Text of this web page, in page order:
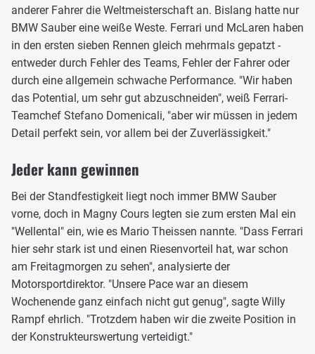
anderer Fahrer die Weltmeisterschaft an. Bislang hatte nur
BMW Sauber eine weiße Weste. Ferrari und McLaren haben
in den ersten sieben Rennen gleich mehrmals gepatzt -
entweder durch Fehler des Teams, Fehler der Fahrer oder
durch eine allgemein schwache Performance. "Wir haben
das Potential, um sehr gut abzuschneiden", weiß Ferrari-
Teamchef Stefano Domenicali, "aber wir müssen in jedem
Detail perfekt sein, vor allem bei der Zuverlässigkeit."
Jeder kann gewinnen
Bei der Standfestigkeit liegt noch immer BMW Sauber
vorne, doch in Magny Cours legten sie zum ersten Mal ein
"Wellental" ein, wie es Mario Theissen nannte. "Dass Ferrari
hier sehr stark ist und einen Riesenvorteil hat, war schon
am Freitagmorgen zu sehen", analysierte der
Motorsportdirektor. "Unsere Pace war an diesem
Wochenende ganz einfach nicht gut genug", sagte Willy
Rampf ehrlich. "Trotzdem haben wir die zweite Position in
der Konstrukteurswertung verteidigt."